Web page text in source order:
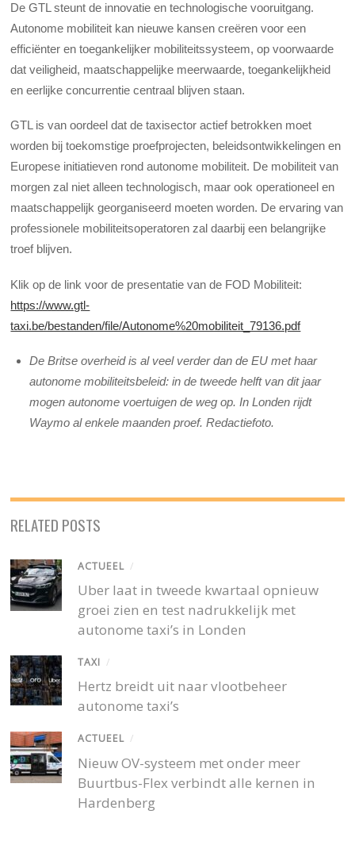
De GTL steunt de innovatie en technologische vooruitgang.
Autonome mobiliteit kan nieuwe kansen creëren voor een
efficiënter en toegankelijker mobiliteitssysteem, op voorwaarde
dat veiligheid, maatschappelijke meerwaarde, toegankelijkheid
en eerlijke concurrentie centraal blijven staan.
GTL is van oordeel dat de taxisector actief betrokken moet
worden bij toekomstige proefprojecten, beleidsontwikkelingen en
Europese initiatieven rond autonome mobiliteit. De mobiliteit van
morgen zal niet alleen technologisch, maar ook operationeel en
maatschappelijk georganiseerd moeten worden. De ervaring van
professionele mobiliteitsoperatoren zal daarbij een belangrijke
troef blijven.
Klik op de link voor de presentatie van de FOD Mobiliteit:
https://www.gtl-
taxi.be/bestanden/file/Autonome%20mobiliteit_79136.pdf
De Britse overheid is al veel verder dan de EU met haar
autonome mobiliteitsbeleid: in de tweede helft van dit jaar
mogen autonome voertuigen de weg op. In Londen rijdt
Waymo al enkele maanden proef. Redactiefoto.
RELATED POSTS
ACTUEEL /
Uber laat in tweede kwartaal opnieuw
groei zien en test nadrukkelijk met
autonome taxi’s in Londen
TAXI /
Hertz breidt uit naar vlootbeheer
autonome taxi’s
ACTUEEL /
Nieuw OV-systeem met onder meer
Buurtbus-Flex verbindt alle kernen in
Hardenberg